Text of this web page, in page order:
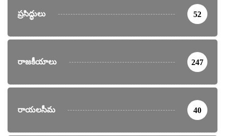
ప్రసిద్ధులు 52
రాజకీయాలు 247
రాయలసీమ 40